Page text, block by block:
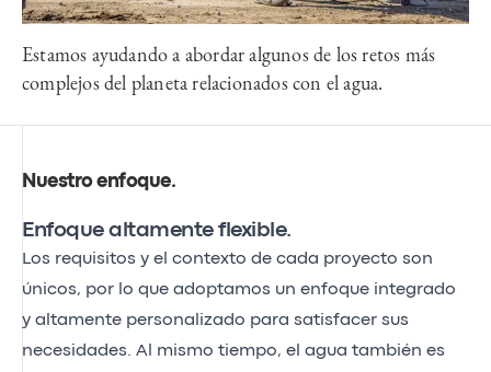
Estamos ayudando a abordar algunos de los retos más
complejos del planeta relacionados con el agua.
Nuestro enfoque.
Enfoque altamente flexible.
Los requisitos y el contexto de cada proyecto son
únicos, por lo que adoptamos un enfoque integrado
y altamente personalizado para satisfacer sus
necesidades. Al mismo tiempo, el agua también es